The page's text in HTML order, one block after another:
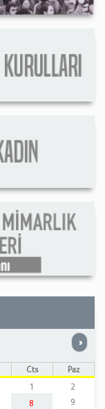
»
Cts
Paz
1
2
8
9